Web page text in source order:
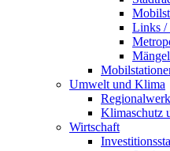
Links /
Umwelt und Klima
Klimaschutz
Wirtschaft